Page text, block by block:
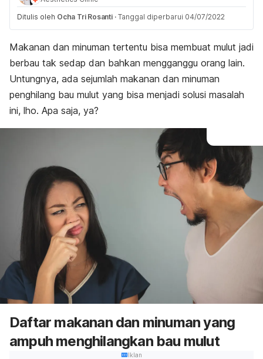
Ditulis oleh Ocha Tri Rosanti · Tanggal diperbarui 04/07/2022
Makanan dan minuman tertentu bisa membuat mulut jadi
berbau tak sedap dan bahkan mengganggu orang lain.
Untungnya, ada sejumlah makanan dan minuman
penghilang bau mulut yang bisa menjadi solusi masalah
ini, lho. Apa saja, ya?
Daftar makanan dan minuman yang
ampuh menghilangkan bau mulut
Iklan